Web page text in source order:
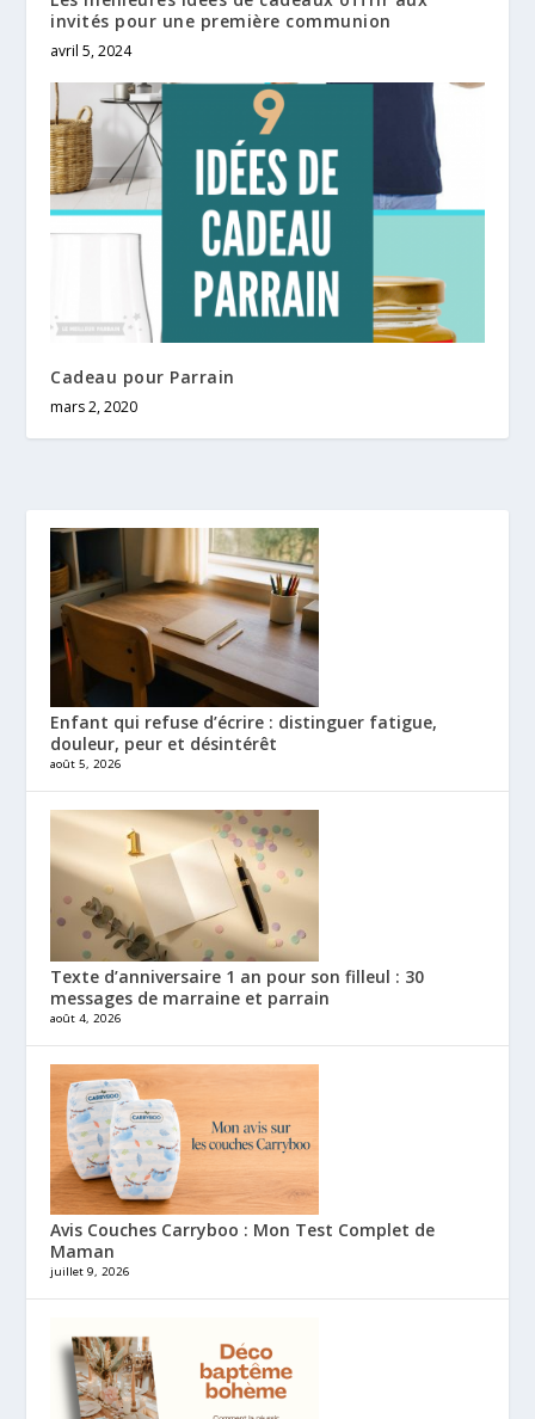
invités pour une première communion
avril 5, 2024
Cadeau pour Parrain
mars 2, 2020
Enfant qui refuse d’écrire : distinguer fatigue,
douleur, peur et désintérêt
août 5, 2026
Texte d’anniversaire 1 an pour son filleul : 30
messages de marraine et parrain
août 4, 2026
Avis Couches Carryboo : Mon Test Complet de
Maman
juillet 9, 2026